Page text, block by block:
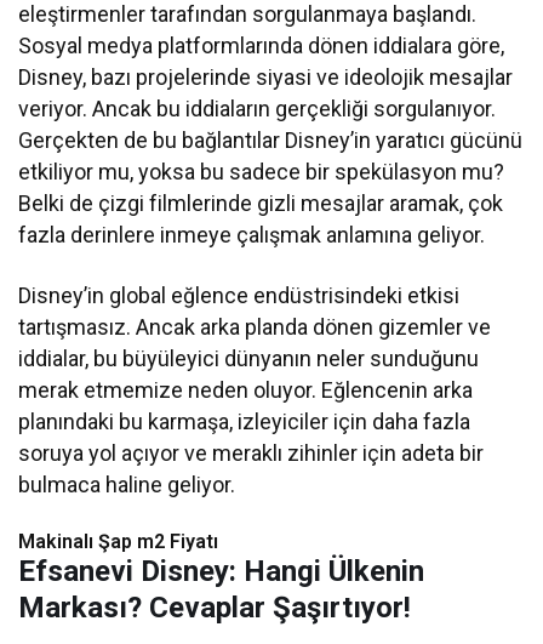
eleştirmenler tarafından sorgulanmaya başlandı.
Sosyal medya platformlarında dönen iddialara göre,
Disney, bazı projelerinde siyasi ve ideolojik mesajlar
veriyor. Ancak bu iddiaların gerçekliği sorgulanıyor.
Gerçekten de bu bağlantılar Disney’in yaratıcı gücünü
etkiliyor mu, yoksa bu sadece bir spekülasyon mu?
Belki de çizgi filmlerinde gizli mesajlar aramak, çok
fazla derinlere inmeye çalışmak anlamına geliyor.
Disney’in global eğlence endüstrisindeki etkisi
tartışmasız. Ancak arka planda dönen gizemler ve
iddialar, bu büyüleyici dünyanın neler sunduğunu
merak etmemize neden oluyor. Eğlencenin arka
planındaki bu karmaşa, izleyiciler için daha fazla
soruya yol açıyor ve meraklı zihinler için adeta bir
bulmaca haline geliyor.
Makinalı Şap m2 Fiyatı
Efsanevi Disney: Hangi Ülkenin
Markası? Cevaplar Şaşırtıyor!